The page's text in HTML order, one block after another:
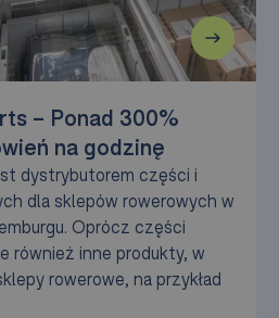
– Ponad 300%
na godzinę
dystrybutorem części i
dla sklepów rowerowych w
Oprócz części
również inne produkty, w
rowerowe, na przykład